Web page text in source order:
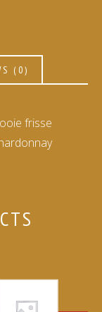
(0)
frisse